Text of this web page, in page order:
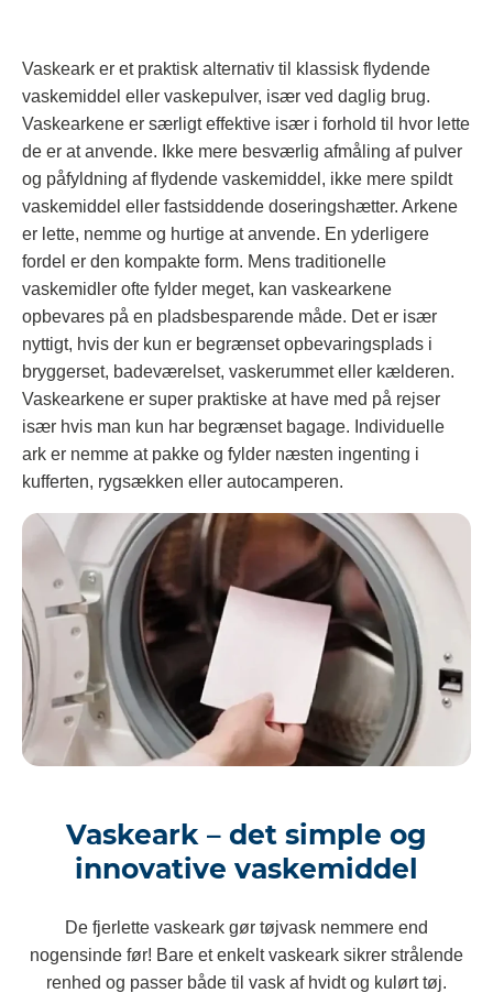
Vaskeark er et praktisk alternativ til klassisk flydende
vaskemiddel eller vaskepulver, især ved daglig brug.
Vaskearkene er særligt effektive især i forhold til hvor lette
de er at anvende. Ikke mere besværlig afmåling af pulver
og påfyldning af flydende vaskemiddel, ikke mere spildt
vaskemiddel eller fastsiddende doseringshætter. Arkene
er lette, nemme og hurtige at anvende. En yderligere
fordel er den kompakte form. Mens traditionelle
vaskemidler ofte fylder meget, kan vaskearkene
opbevares på en pladsbesparende måde. Det er især
nyttigt, hvis der kun er begrænset opbevaringsplads i
bryggerset, badeværelset, vaskerummet eller kælderen.
Vaskearkene er super praktiske at have med på rejser
især hvis man kun har begrænset bagage. Individuelle
ark er nemme at pakke og fylder næsten ingenting i
kufferten, rygsækken eller autocamperen.
Vaskeark – det simple og
innovative vaskemiddel
De fjerlette vaskeark gør tøjvask nemmere end
nogensinde før! Bare et enkelt vaskeark sikrer strålende
renhed og passer både til vask af hvidt og kulørt tøj.